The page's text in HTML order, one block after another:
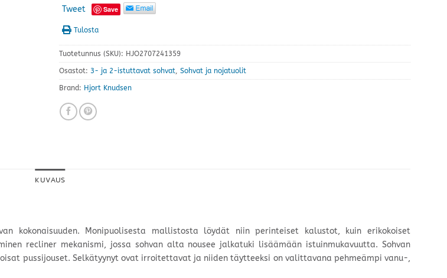
Tweet Save
Tulosta
Tuotetunnus (SKU): HJO2707241359
Osastot: 3- ja 2-istuttavat sohvat Sohvat ja nojatuolit
Brand: Hjort Knudsen
KUVAUS
kokonaisuuden. Monipuolisesta mallistosta löydät niin perinteiset kalustot, kuin erikokoiset
recliner mekanismi, jossa sohvan alta nousee jalkatuki lisäämään istuinmukavuutta. Sohvan
pussijouset. Selkätyynyt ovat irroitettavat ja niiden täytteeksi on valittavana pehmeämpi vanu-,